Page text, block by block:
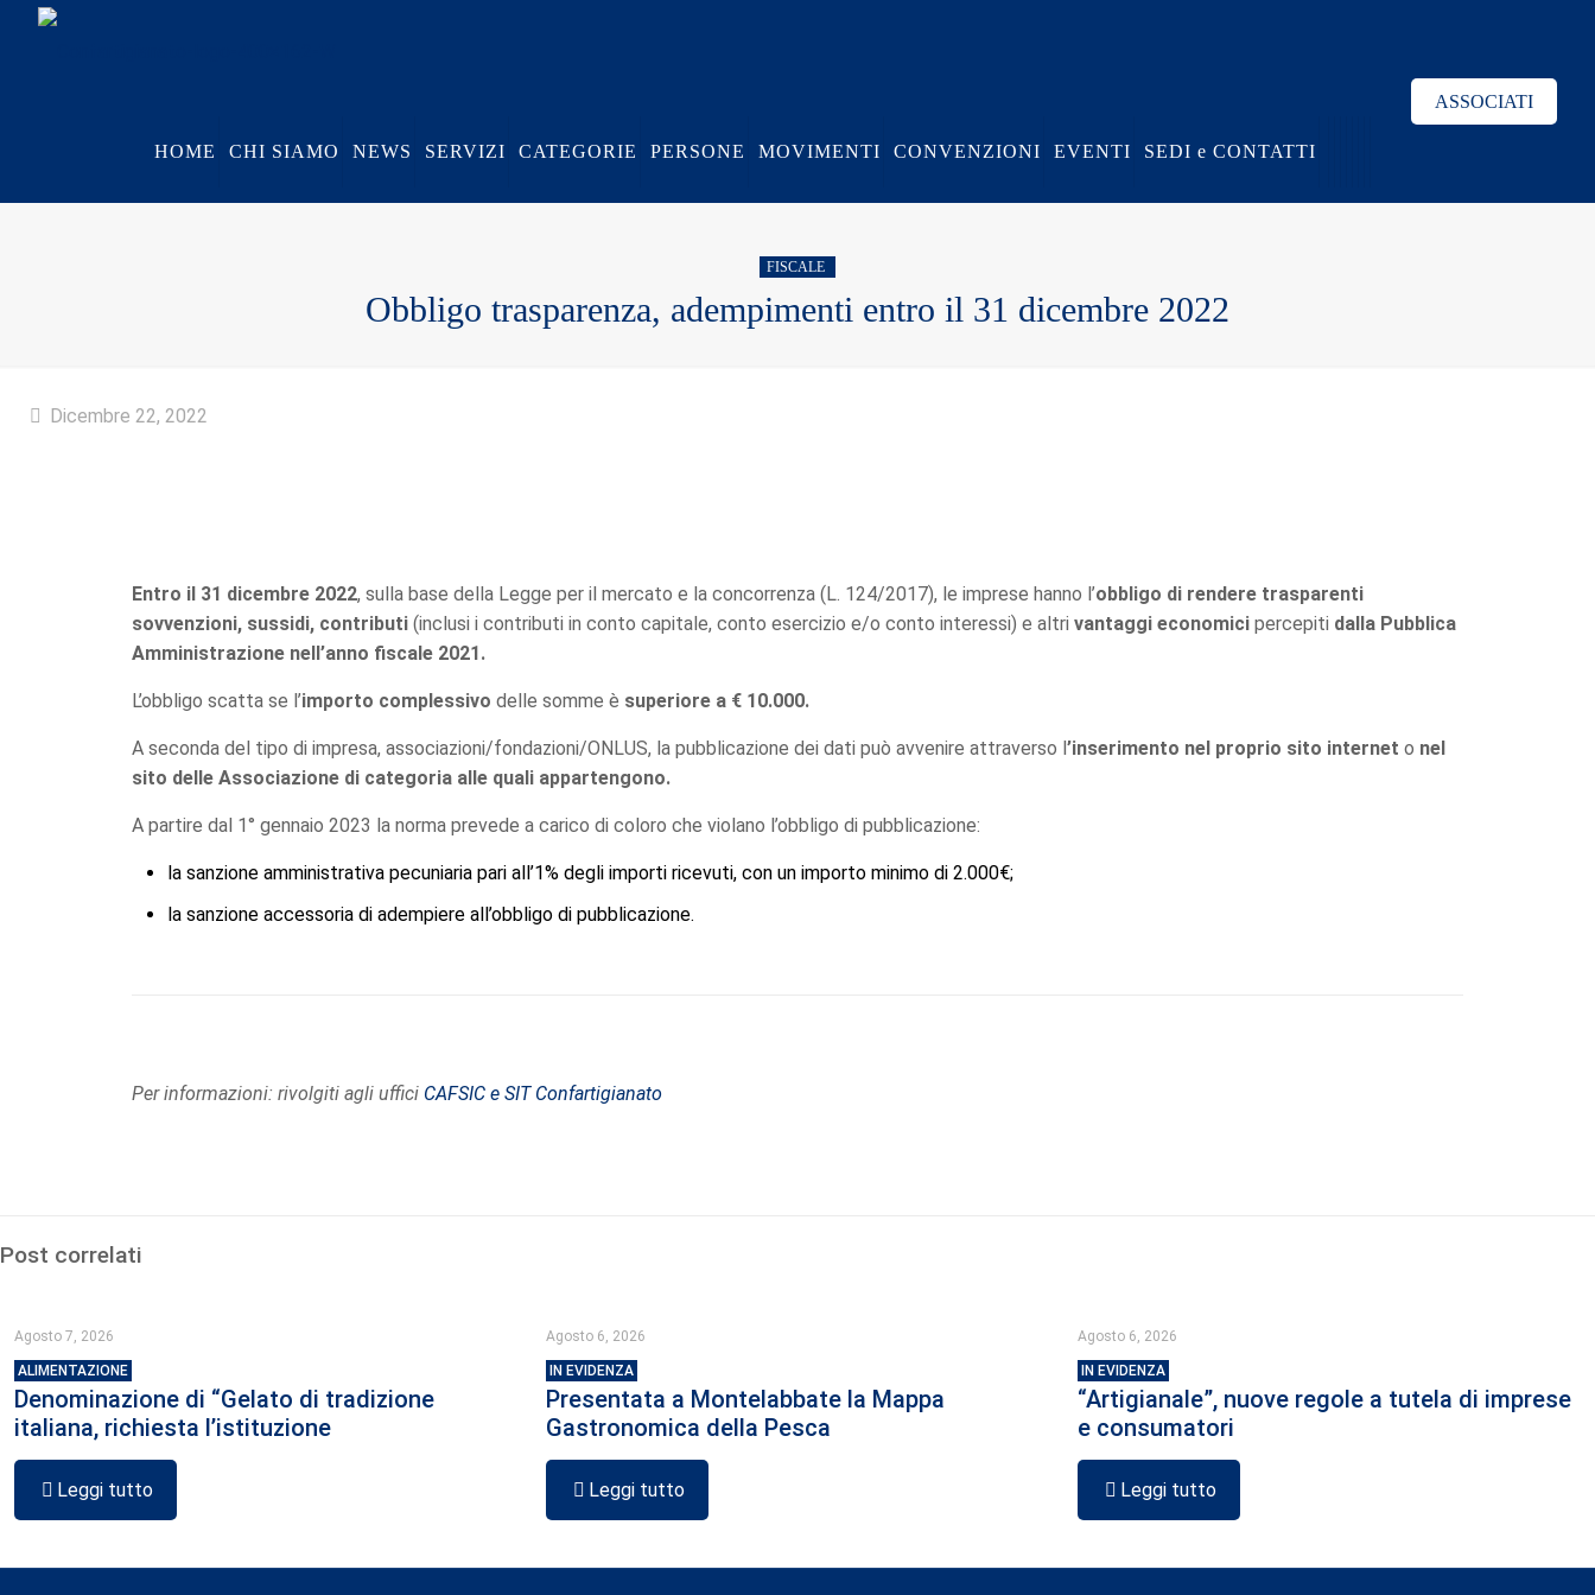
HOME CHI SIAMO NEWS SERVIZI CATEGORIE PERSONE MOVIMENTI CONVENZIONI EVENTI SEDI e CONTATTI
ASSOCIATI
FISCALE
Obbligo trasparenza, adempimenti entro il 31 dicembre 2022
Dicembre 22, 2022
Entro il 31 dicembre 2022, sulla base della Legge per il mercato e la concorrenza (L. 124/2017), le imprese hanno l’obbligo di rendere trasparenti
sovvenzioni, sussidi, contributi(inclusi i contributi in conto capitale, conto esercizio e/o conto interessi) e altri vantaggi economicipercepiti dalla Pubblica
Amministrazione nell’anno fiscale 2021.
L’obbligo scatta se l’importo complessivo delle somme è superiore a € 10.000.
A seconda del tipo di impresa, associazioni/fondazioni/ONLUS, la pubblicazione dei dati può avvenire attraverso l’inserimento nel proprio sito internet o nel
sito delle Associazione di categoria alle quali appartengono.
A partire dal 1° gennaio 2023 la norma prevede a carico di coloro che violano l’obbligo di pubblicazione:
la sanzione amministrativa pecuniaria pari all’1% degli importi ricevuti, con un importo minimo di 2.000€;
la sanzione accessoria di adempiere all’obbligo di pubblicazione.
Per informazioni: rivolgiti agli uffici CAFSIC e SIT Confartigianato
Post correlati
Agosto 7, 2026
ALIMENTAZIONE
Denominazione di “Gelato di tradizione
italiana, richiesta l’istituzione
Leggi tutto
Agosto 6, 2026
IN EVIDENZA
Presentata a Montelabbate la Mappa
Gastronomica della Pesca
Leggi tutto
Agosto 6, 2026
IN EVIDENZA
“Artigianale”, nuove regole a tutela di imprese
e consumatori
Leggi tutto